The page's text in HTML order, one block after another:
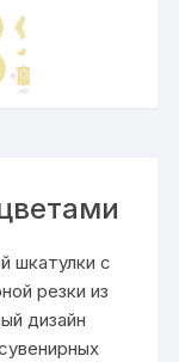
шкатулки с
резки из
дизайн